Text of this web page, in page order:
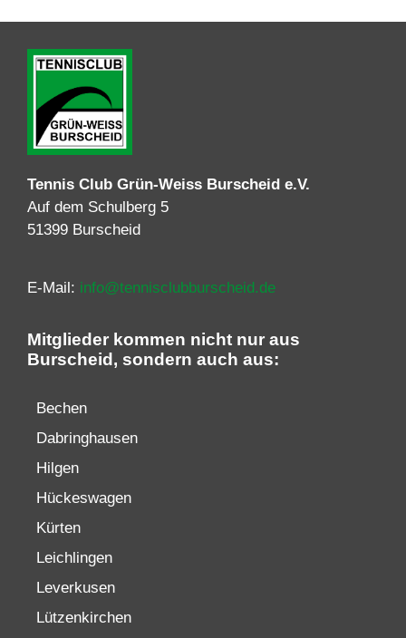
Tennis Club Grün-Weiss Burscheid e.V.
Auf dem Schulberg 5
51399 Burscheid
E-Mail: info@tennisclubburscheid.de
Mitglieder kommen nicht nur aus
Burscheid, sondern auch aus:
Bechen
Dabringhausen
Hilgen
Hückeswagen
Kürten
Leichlingen
Leverkusen
Lützenkirchen